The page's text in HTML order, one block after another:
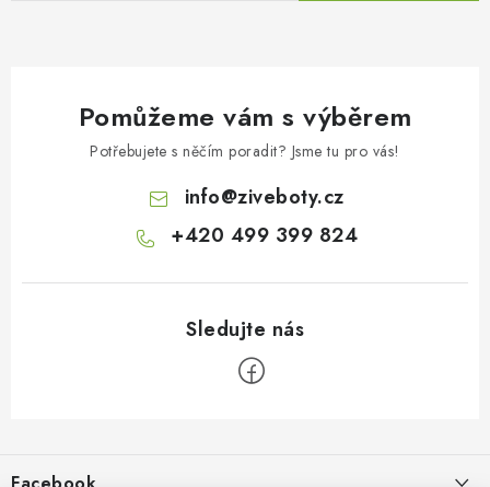
Pomůžeme vám s výběrem
Potřebujete s něčím poradit? Jsme tu pro vás!
info@ziveboty.cz
+420 499 399 824